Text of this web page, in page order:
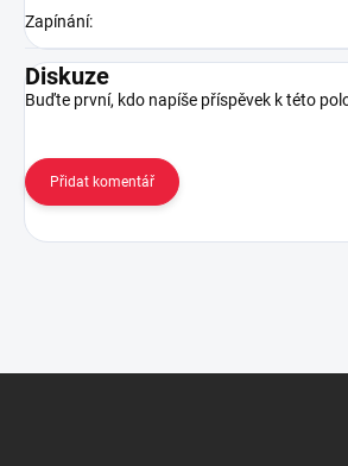
Zapínání:
Diskuze
Buďte první, kdo napíše příspěvek k této
Přidat komentář